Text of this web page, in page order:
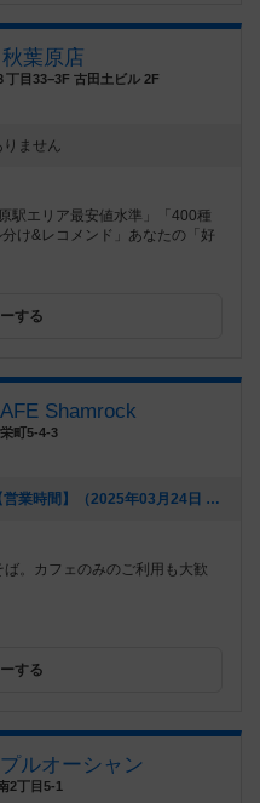
葉原店
目33−3F 古田土ビル 2F
ません
駅エリア最安値水準」「400種
け&レコメンド」あなたの「好
する
Shamrock
町5-4-3
[NEW] 【最新】営業時間等のご案内【営業時間】（2025年03月24日 13時02分）
。カフェのみのご利用も大歓
する
ルオーシャン
2丁目5-1